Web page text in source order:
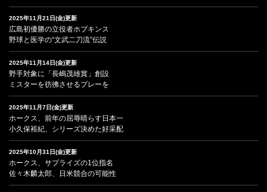
2025年11月21日(金)更新
広島初優勝の立役者ホプキンス
野球と医学の“文武二刀流”伝説
2025年11月14日(金)更新
野手対象に「長嶋茂雄賞」創設
ミスターを彷彿させるプレーを
2025年11月7日(金)更新
ホークス、前年の屈辱晴らす日本一
小久保裕紀、シリーズ決めた好采配
2025年10月31日(金)更新
ホークス、サプライズの1位指名
佐々木麟太郎、日米競合の可能性